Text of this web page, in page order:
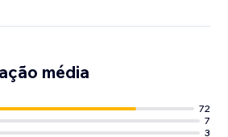
média
72
7
3